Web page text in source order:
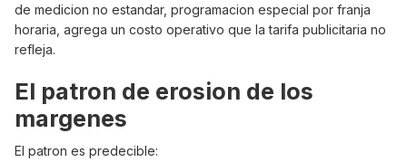
de medicion no estandar, programacion especial por franja
horaria, agrega un costo operativo que la tarifa publicitaria no
refleja.
El patron de erosion de los
margenes
El patron es predecible: